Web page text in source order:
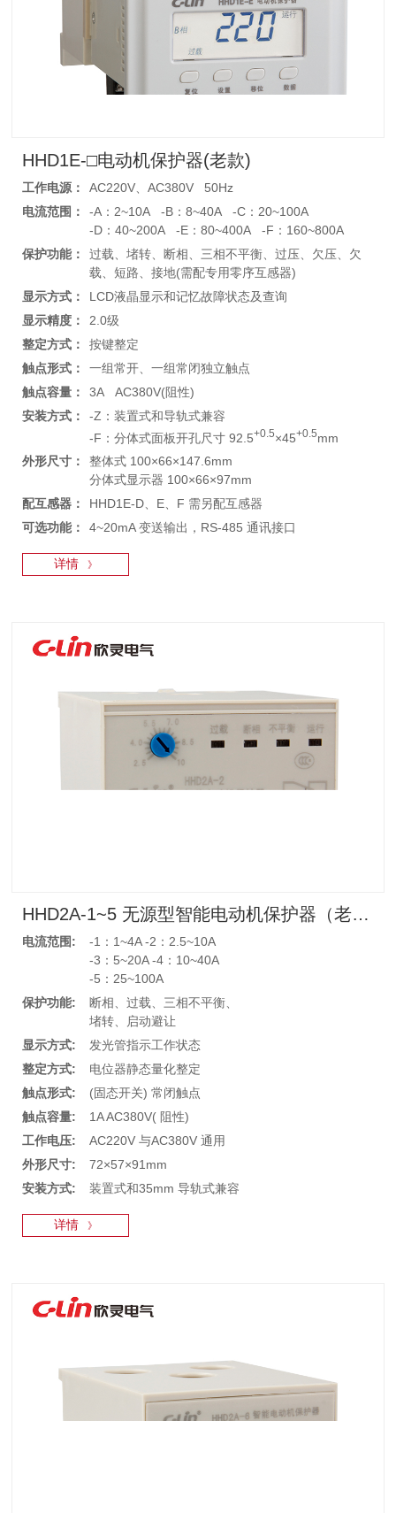
HHD1E-□电动机保护器(老款)
工作电源：
AC220V、AC380V 50Hz
电流范围：
-A：2~10A -B：8~40A -C：20~100A
-D：40~200A -E：80~400A -F：160~800A
保护功能：
过载、堵转、断相、三相不平衡、过压、欠压、欠
载、短路、接地(需配专用零序互感器)
显示方式：
LCD液晶显示和记忆故障状态及查询
显示精度：
2.0级
整定方式：
按键整定
触点形式：
一组常开、一组常闭独立触点
触点容量：
3A AC380V(阻性)
安装方式：
-Z：装置式和导轨式兼容
-F：分体式面板开孔尺寸 92.5+0.5×45+0.5mm
外形尺寸：
整体式 100×66×147.6mm
分体式显示器 100×66×97mm
配互感器：
HHD1E-D、E、F 需另配互感器
可选功能：
4~20mA 变送输出，RS-485 通讯接口
详情 》
HHD2A-1~5 无源型智能电动机保护器（老款）
电流范围:
-1：1~4A -2：2.5~10A
-3：5~20A -4：10~40A
-5：25~100A
保护功能:
断相、过载、三相不平衡、
堵转、启动避让
显示方式:
发光管指示工作状态
整定方式:
电位器静态量化整定
触点形式:
(固态开关) 常闭触点
触点容量:
1A AC380V( 阻性)
工作电压:
AC220V 与AC380V 通用
外形尺寸:
72×57×91mm
安装方式:
装置式和35mm 导轨式兼容
详情 》